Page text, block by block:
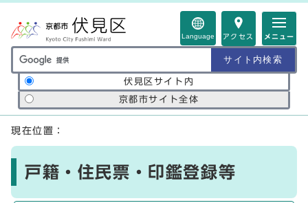
Language アクセス メニュー
サイト内検索の範囲
伏見区サイト内
京都市サイト全体
ここから本文です
現在位置：
戸籍・住民票・印鑑登録等